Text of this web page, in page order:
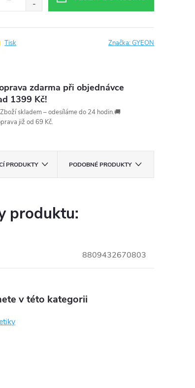
Tisk Značka:GYEON
zdarma při objednávce
1399 Kč!
skladem – odesíláme do 24 hodin.🚚
již od 69 Kč.
PRODUKTY PODOBNÉ PRODUKTY
produktu:
8809432670803
v této kategorii